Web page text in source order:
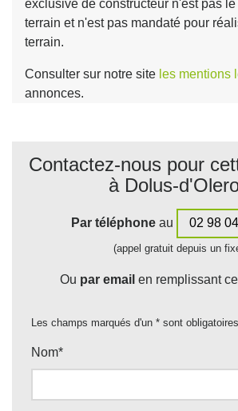
exclusive de constructeur n'est pas
terrain et n'est pas mandaté pour
terrain.
Consulter sur notre site les mentions
annonces.
Contactez-nous pour
à Dolus-
Par téléphoneau 02 98
(appel gratuit depuis un
Ou par email en remplissant
Les champs marqués d'un * sont obligatoires
Nom*